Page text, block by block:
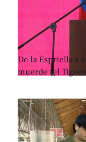
De la Espriella a
muerde (el